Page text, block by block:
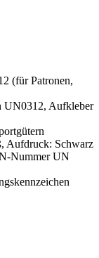
(für Patronen,
UN0312, Aufkleber
Aufdruck: Schwarz
Nummer UN